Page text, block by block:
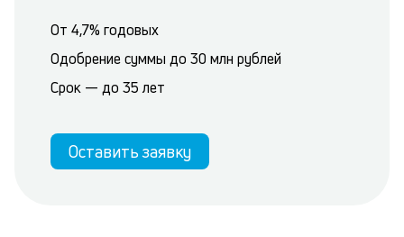
От 4,7% годовых
Одобрение суммы до 30 млн рублей
Срок — до 35 лет
Оставить заявку